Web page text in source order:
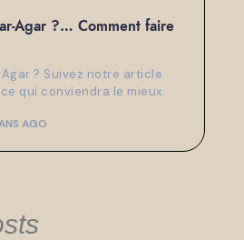
Agar ?… Comment faire
? Suivez notre article
qui conviendra le mieux.
AGO